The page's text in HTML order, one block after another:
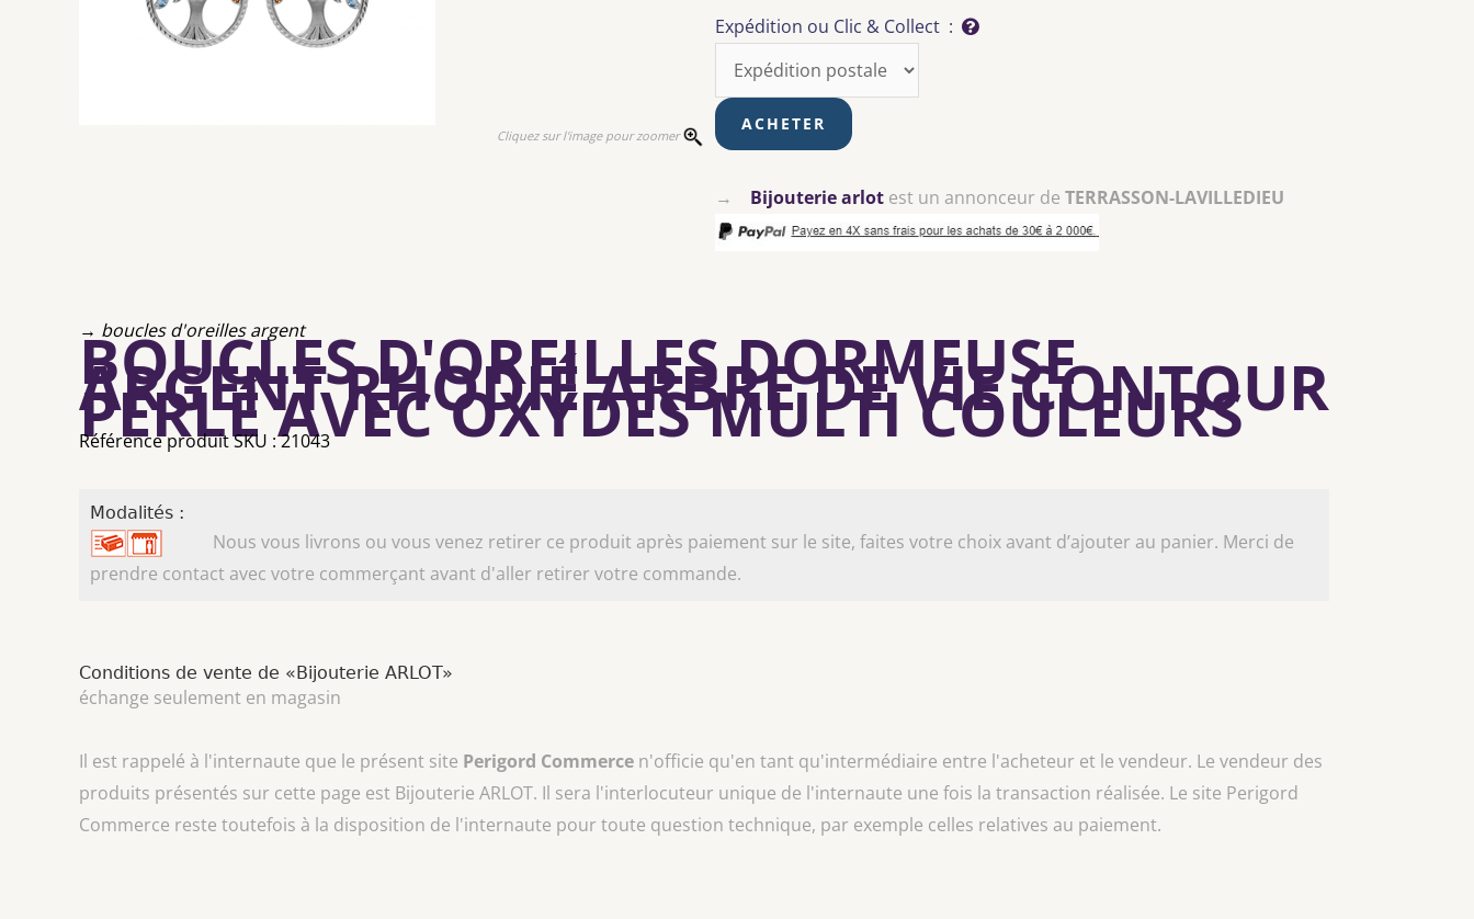
Cliquez sur l'image pour zoomer
Expédition ou Clic & Collect :
→ Bijouterie arlot est un annonceur de TERRASSON-LAVILLEDIEU
→ boucles d'oreilles argent
BOUCLES D'OREILLES DORMEUSE
ARGENT RHODIÉ ARBRE DE VIE CONTOUR
PERLÉ AVEC OXYDES MULTI COULEURS
Référence produit SKU : 21043
Modalités :
Nous vous livrons ou vous venez retirer ce produit après paiement sur le site, faites votre choix avant d’ajouter au panier. Merci de
prendre contact avec votre commerçant avant d'aller retirer votre commande.
Conditions de vente de «Bijouterie ARLOT»
échange seulement en magasin
Il est rappelé à l'internaute que le présent site Perigord Commerce n'officie qu'en tant qu'intermédiaire entre l'acheteur et le vendeur. Le vendeur des
produits présentés sur cette page est Bijouterie ARLOT. Il sera l'interlocuteur unique de l'internaute une fois la transaction réalisée. Le site Perigord
Commerce reste toutefois à la disposition de l'internaute pour toute question technique, par exemple celles relatives au paiement.